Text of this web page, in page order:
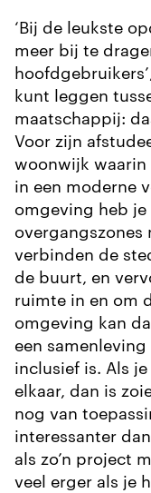
‘Bij de leukste
meer bij te
kunt leggen
maatschappij:
Voor zijn
woonwijk
in een moderne
omgeving heb
verbinden de
de buurt, en
ruimte in en om
omgeving kan
een
inclusief is. Als
elkaar, dan is
nog van
interessanter
als zo’n project
veel erger als je